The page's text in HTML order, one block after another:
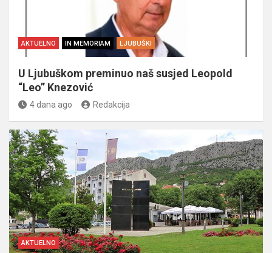
AKTUELNO IN MEMORIAM LJUBUŠKI
U Ljubuškom preminuo naš susjed Leopold
“Leo” Knezović
4 dana ago Redakcija
AKTUELNO